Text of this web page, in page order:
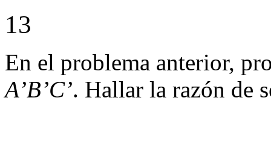
13
En el problema anterior,
A’B’C’. Hallar la razón de